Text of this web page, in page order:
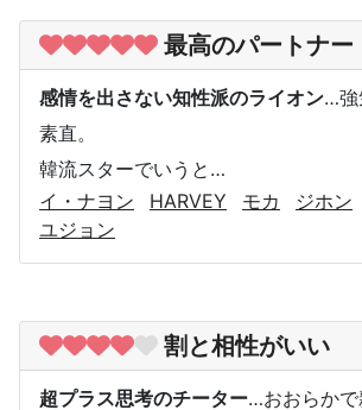
最高のパートナー
感情を出さない知性派のライオン…強
素直。
韓流スターでいうと…
イ・ナヨン
HARVEY モカ ジホン
ユジョン
割と相性がいい
超プラス思考のチーター…おおらか